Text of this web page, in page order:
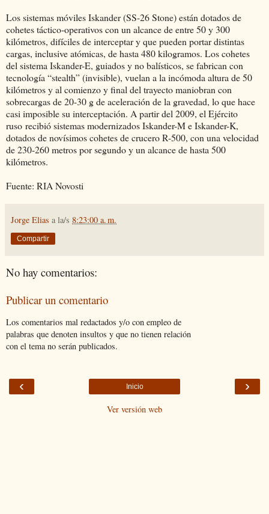
Los sistemas móviles Iskander (SS-26 Stone) están dotados de
cohetes táctico-operativos con un alcance de entre 50 y 300
kilómetros, difíciles de interceptar y que pueden portar distintas
cargas, inclusive atómicas, de hasta 480 kilogramos. Los cohetes
del sistema Iskander-E, guiados y no balísticos, se fabrican con
tecnología “stealth” (invisible), vuelan a la incómoda altura de 50
kilómetros y al comienzo y final del trayecto maniobran con
sobrecargas de 20-30 g de aceleración de la gravedad, lo que hace
casi imposible su interceptación. A partir del 2009, el Ejército
ruso recibió sistemas modernizados Iskander-M e Iskander-K,
dotados de novísimos cohetes de crucero R-500, con una velocidad
de 230-260 metros por segundo y un alcance de hasta 500
kilómetros.
Fuente: RIA Novosti
Jorge Elias a la/s 8:23:00 a. m.
Compartir
No hay comentarios:
Publicar un comentario
Los comentarios mal redactados y/o con empleo de
palabras que denoten insultos y que no tienen relación
con el tema no serán publicados.
‹ ›
Inicio
Ver versión web